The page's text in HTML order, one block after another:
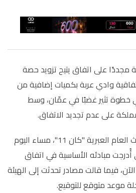
مجددًا على اتفاق يتيح تزويد حصة
وادي عربة بكميات إضافية من
خطوة تثير غضبًا في عمّان، وسط
على عدم تجديد الاتفاق.
وبحسب ما أوردت هيئة البث العام العبرية "كان 11"، مساء اليوم
أُدرجت مبادئه الأساسية في اتفاق
فيما قالت مصادر تحدثت إلى الهيئة
موعد متوقع للتوقيع.